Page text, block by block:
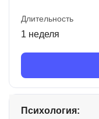
Длительность
1 неделя
Психология: